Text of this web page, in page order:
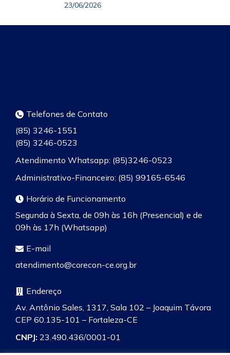
23/06/2026
Telefones de Contato
(85) 3246-1551
(85) 3246-0523
Atendimento Whatsapp: (85)3246-0523
Administrativo-Financeiro: (85) 99165-6546
Horário de Funcionamento
Segunda à Sexta, de 09h às 16h (Presencial) e de
09h às 17h (Whatsapp)
E-mail
atendimento@corecon-ce.org.br
Endereço
Av. Antônio Sales, 1317, Sala 102 – Joaquim Távora
CEP 60.135-101 – Fortaleza-CE
CNPJ: 23.490.436/0001-01